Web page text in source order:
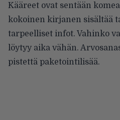
Kääreet ovat sentään
kokoinen kirjanen sisältää
tarpeelliset infot. Vahinko
löytyy aika vähän.
pistettä paketointilisää.